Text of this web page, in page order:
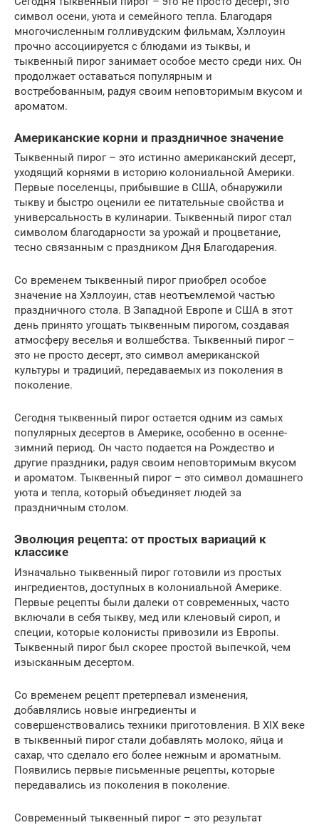
символ осени, уюта и семейного тепла. Благодаря
многочисленным голливудским фильмам, Хэллоуин
прочно ассоциируется с блюдами из тыквы, и
тыквенный пирог занимает особое место среди них. Он
продолжает оставаться популярным и
востребованным, радуя своим неповторимым вкусом и
ароматом.
Американские корни и праздничное значение
Тыквенный пирог – это истинно американский десерт,
уходящий корнями в историю колониальной Америки.
Первые поселенцы, прибывшие в США, обнаружили
тыкву и быстро оценили ее питательные свойства и
универсальность в кулинарии. Тыквенный пирог стал
символом благодарности за урожай и процветание,
тесно связанным с праздником Дня Благодарения.
Со временем тыквенный пирог приобрел особое
значение на Хэллоуин, став неотъемлемой частью
праздничного стола. В Западной Европе и США в этот
день принято угощать тыквенным пирогом, создавая
атмосферу веселья и волшебства. Тыквенный пирог –
это не просто десерт, это символ американской
культуры и традиций, передаваемых из поколения в
поколение.
Сегодня тыквенный пирог остается одним из самых
популярных десертов в Америке, особенно в осенне-
зимний период. Он часто подается на Рождество и
другие праздники, радуя своим неповторимым вкусом
и ароматом. Тыквенный пирог – это символ домашнего
уюта и тепла, который объединяет людей за
праздничным столом.
Эволюция рецепта: от простых вариаций к
классике
Изначально тыквенный пирог готовили из простых
ингредиентов, доступных в колониальной Америке.
Первые рецепты были далеки от современных, часто
включали в себя тыкву, мед или кленовый сироп, и
специи, которые колонисты привозили из Европы.
Тыквенный пирог был скорее простой выпечкой, чем
изысканным десертом.
Со временем рецепт претерпевал изменения,
добавлялись новые ингредиенты и
совершенствовались техники приготовления. В XIX веке
в тыквенный пирог стали добавлять молоко, яйца и
сахар, что сделало его более нежным и ароматным.
Появились первые письменные рецепты, которые
передавались из поколения в поколение.
Современный тыквенный пирог – это результат